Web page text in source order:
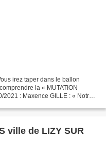
irez taper dans le ballon
la « MUTATION
: Maxence GILLE : « Notre
ville de LIZY SUR